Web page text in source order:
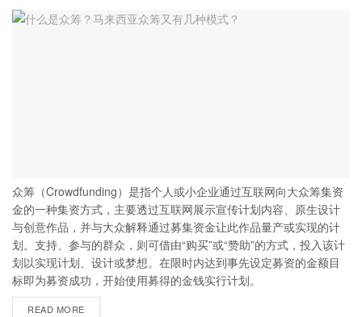
众筹（Crowdfunding）是指个人或小企业通过互联网向大众筹集资
金的一种集资方式，主要透过互联网展示宣传计划内容、原生设计
与创意作品，并与大众解释通过募集资金让此作品量产或实现的计
划。支持、参与的群众，则可借由“购买”或“赞助”的方式，投入该计
划以实现计划、设计或梦想。在限时内达到事先设定募资的金额目
标即为募资成功，开始使用募得的金钱实行计划。
READ MORE